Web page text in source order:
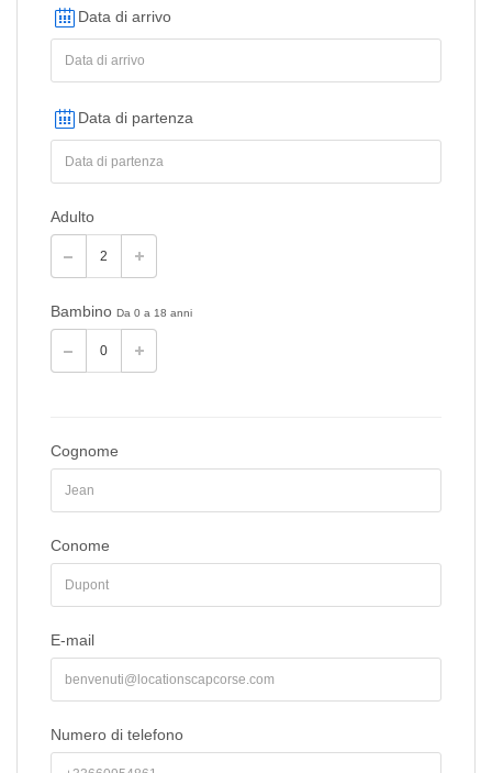
Data di arrivo
Data di partenza
Adulto
Bambino Da 0 a 18 anni
Cognome
Conome
E-mail
Numero di telefono